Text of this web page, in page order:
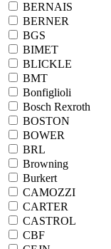
BERNAIS
BERNER
BGS
BIMET
BLICKLE
BMT
Bonfiglioli
Bosch Rexroth
BOSTON
BOWER
BRL
Browning
Burkert
CAMOZZI
CARTER
CASTROL
CBF